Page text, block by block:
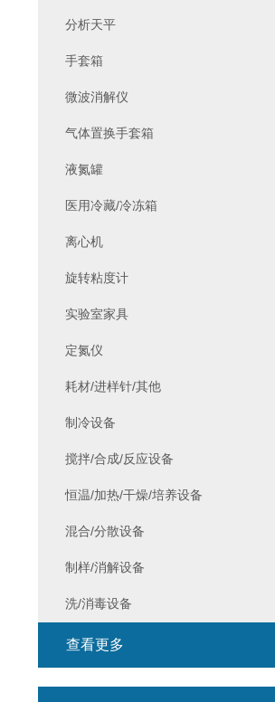
分析天平
手套箱
微波消解仪
气体置换手套箱
液氮罐
医用冷藏/冷冻箱
离心机
旋转粘度计
实验室家具
定氮仪
耗材/进样针/其他
制冷设备
搅拌/合成/反应设备
恒温/加热/干燥/培养设备
混合/分散设备
制样/消解设备
洗/消毒设备
查看更多